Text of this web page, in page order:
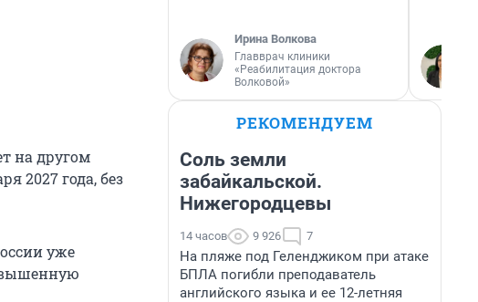
на другом
2027 года, без
уже
Ирина Волкова
Главврач клиники
«Реабилитация доктора
Волковой»
РЕКОМЕНДУЕМ
Соль земли
забайкальской.
Нижегородцевы
14 часов 9 926 7
На пляже под Геленджиком при атаке
БПЛА погибли преподаватель
английского языка и ее 12-летняя